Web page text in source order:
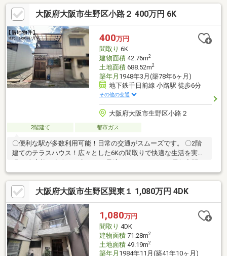
しており、子育て世代に人気の高いエリアです♪～家事ラク動線＆
安心の収納力～2010年築で、外壁・壁紙リフォーム済み（2021
年）。2階に水廻りが集約しており、キッチン・洗面・バスルーム
を行き来する家事動線もスムーズです♪人気のカウンターキッチン
は3口コンロ・グリル、食洗器付きで料理がはかどります。3階部
分には広々WICがあり、季節外の衣…
大阪府大阪市生野区小路２ 400万円 6K
400万円
間取り 6K
建物面積42.76m2
土地面積688.52m2
築年月 1948年3月(築78年6ヶ月)
地下鉄千日前線 小路駅 徒歩6分
その他の交通
大阪府大阪市生野区小路２
2階建て 都市ガス
〇便利な駅が多数利用可能！日常の交通がスムーズです。 〇2階
建てのテラスハウス！広々とした6Kの間取りで快適な生活を実
現。 〇家族や友人との集まりに最適！ゆったりとした居住空間が
魅力的。 〇周辺の利便性も良好！生活施設が揃い、暮らしやすい
環境です。 〇中古物件だからこそ叶う、お手頃価格での新生活ス
タート！大阪府大阪市生野区巽東１ 1,080万円 4DK
1,080万円
間取り 4DK
建物面積71.28m2
土地面積49.19m2
築年月 1984年11月(築41年10ヶ月)